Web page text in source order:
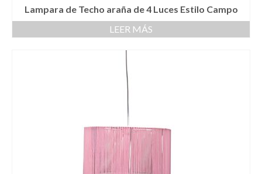
Lampara de Techo araña de 4 Luces Estilo Campo
LEER MÁS